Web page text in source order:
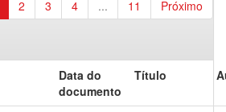
2 3 4 ... 11 Próximo
Data do
documento
Título